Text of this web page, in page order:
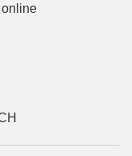
online